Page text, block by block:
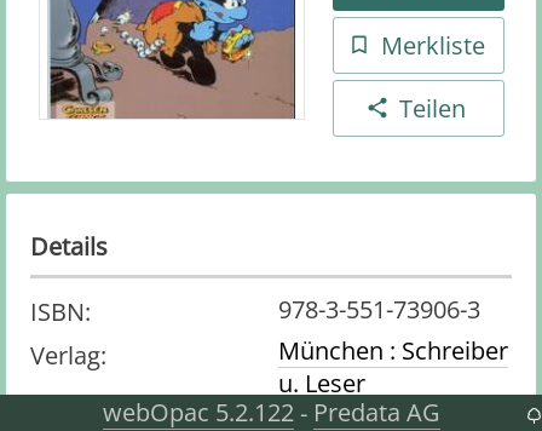
Merkliste
Teilen
Details
ISBN:
978-3-551-73906-3
Verlag:
München : Schreiber
u. Leser
Comic
webOpac 5.2.122- Predata AG